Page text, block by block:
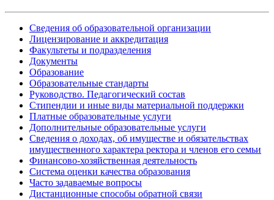
Сведения об образовательной организации
Лицензирование и аккредитация
Факультеты и подразделения
Документы
Образование
Образовательные стандарты
Руководство. Педагогический состав
Стипендии и иные виды материальной поддержки
Платные образовательные услуги
Дополнительные образовательные услуги
Сведения о доходах, об имуществе и обязательствах
имущественного характера ректора и членов его семьи
Финансово-хозяйственная деятельность
Система оценки качества образования
Часто задаваемые вопросы
Дистанционные способы обратной связи